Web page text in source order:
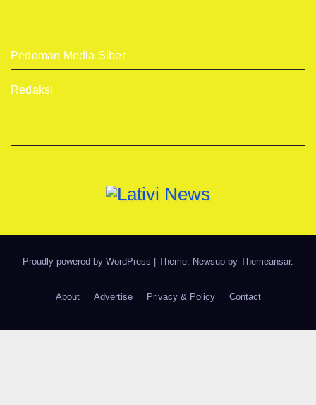
Pedoman Media Siber
Redaksi
Proudly powered by WordPress Theme: Newsup by Themeansar.
About Advertise Privacy & Policy Contact